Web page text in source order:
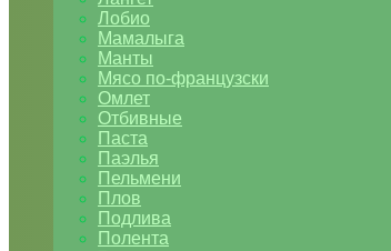
Лобио
Мамалыга
Манты
Мясо по-французски
Омлет
Отбивные
Паста
Паэлья
Пельмени
Плов
Подлива
Полента